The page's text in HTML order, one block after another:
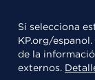
Si selecciona
KP.org/
de la
externos.